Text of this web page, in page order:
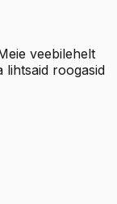
veebilehelt
lihtsaid roogasid